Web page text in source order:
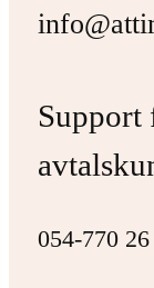
Support
054-770